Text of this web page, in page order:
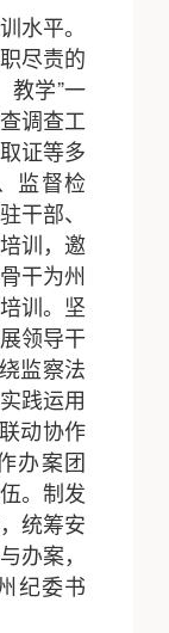
水平。
尽责的
教学”一
调查工
证等多
监督检
干部、
训，邀
干为州
训。坚
领导干
监察法
践运用
动协作
办案团
。制发
统筹安
办案，
纪委书